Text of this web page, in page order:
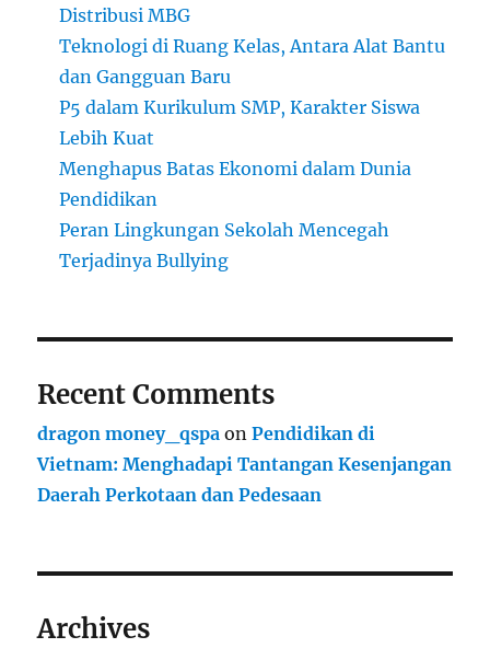
Distribusi MBG
Teknologi di Ruang Kelas, Antara Alat Bantu
dan Gangguan Baru
P5 dalam Kurikulum SMP, Karakter Siswa
Lebih Kuat
Menghapus Batas Ekonomi dalam Dunia
Pendidikan
Peran Lingkungan Sekolah Mencegah
Terjadinya Bullying
Recent Comments
dragon money_qspa onPendidikan di
Vietnam: Menghadapi Tantangan Kesenjangan
Daerah Perkotaan dan Pedesaan
Archives